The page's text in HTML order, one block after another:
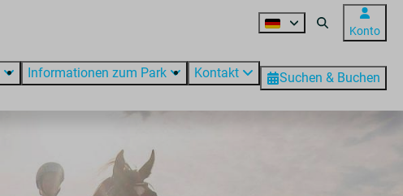
Konto
Informationen zum Park Kontakt Suchen & Buchen